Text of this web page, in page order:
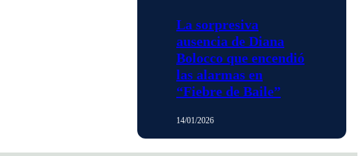
La sorpresiva
ausencia de Diana
Bolocco que encendió
las alarmas en
“Fiebre de Baile”
14/01/2026